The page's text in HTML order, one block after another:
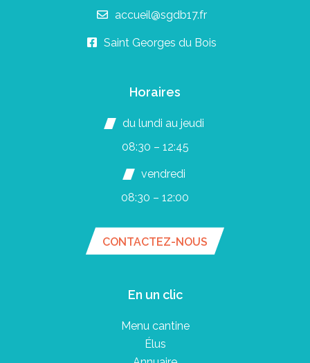
accueil@sgdb17.fr
Saint Georges du Bois
Horaires
du lundi au jeudi
08:30 – 12:45
vendredi
08:30 – 12:00
CONTACTEZ-NOUS
En un clic
Menu cantine
Élus